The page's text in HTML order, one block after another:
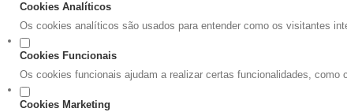
Cookies Analíticos
Os cookies analíticos são usados para entender como os visitantes
Cookies Funcionais
Os cookies funcionais ajudam a realizar certas funcionalidades,
Cookies Marketing